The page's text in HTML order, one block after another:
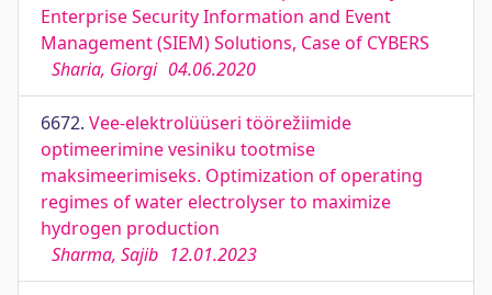
Enterprise Security Information and Event
Management (SIEM) Solutions, Case of CYBERS
Sharia, Giorgi 04.06.2020
6672. Vee-elektrolüüseri töörežiimide
optimeerimine vesiniku tootmise
maksimeerimiseks. Optimization of operating
regimes of water electrolyser to maximize
hydrogen production
Sharma, Sajib 12.01.2023